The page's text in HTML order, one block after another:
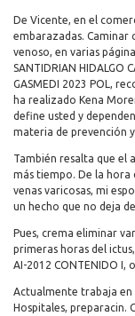
De Vicente, en el
embarazadas. Caminar
venoso, en varias
SANTIDRIAN HIDALGO
GASMEDI 2023 POL,
ha realizado Kena
define usted y
materia de prevención
También resalta que el
más tiempo. De la hora
venas varicosas, mi
un hecho que no deja
Pues, crema eliminar
primeras horas del
AI-2012 CONTENIDO
Actualmente trabaja en
Hospitales, preparacin.